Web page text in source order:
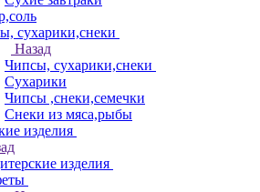
сухарики,снеки
Назад
Чипсы, сухарики,снеки
Сухарики
Чипсы ,снеки,семечки
Снеки из мяса,рыбы
изделия
изделия